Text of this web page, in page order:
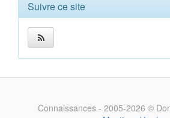
Suivre ce site
Connaissances - 2005-2026 ©